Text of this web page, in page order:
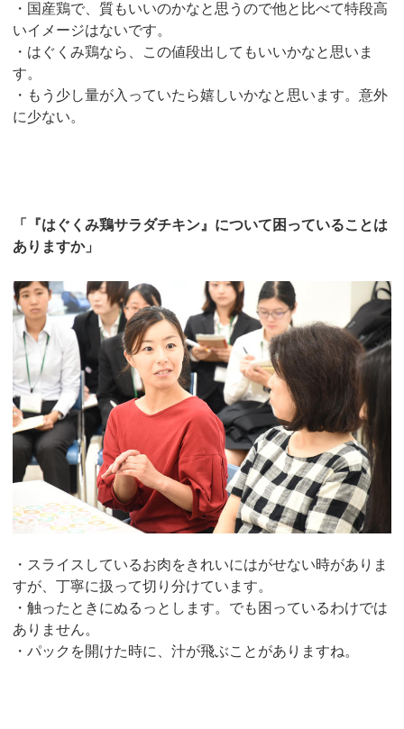
・国産鶏で、質もいいのかなと思うので他と比べて特段高
いイメージはないです。
・はぐくみ鶏なら、この値段出してもいいかなと思いま
す。
・もう少し量が入っていたら嬉しいかなと思います。意外
に少ない。
「『はぐくみ鶏サラダチキン』について困っていることは
ありますか」
・スライスしているお肉をきれいにはがせない時がありま
すが、丁寧に扱って切り分けています。
・触ったときにぬるっとします。でも困っているわけでは
ありません。
・パックを開けた時に、汁が飛ぶことがありますね。